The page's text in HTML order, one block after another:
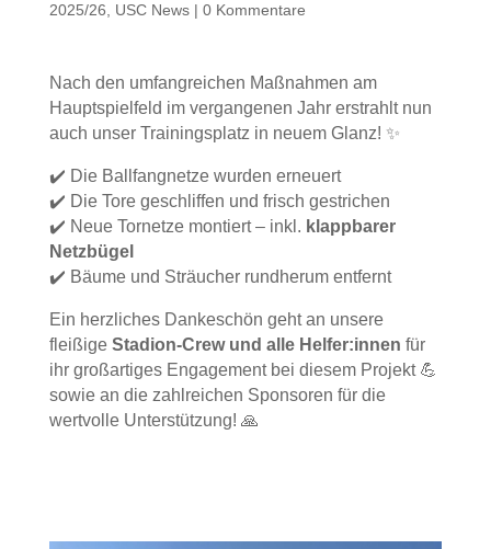
2025/26
USC News| 0 Kommentare
Nach den umfangreichen Maßnahmen am
Hauptspielfeld im vergangenen Jahr erstrahlt nun
auch unser Trainingsplatz in neuem Glanz! ✨
✔️ Die Ballfangnetze wurden erneuert
✔️ Die Tore geschliffen und frisch gestrichen
✔️ Neue Tornetze montiert – inkl. klappbarer
Netzbügel
✔️ Bäume und Sträucher rundherum entfernt
Ein herzliches Dankeschön geht an unsere
fleißige Stadion-Crew und alle Helfer:innen für
ihr großartiges Engagement bei diesem Projekt 💪
sowie an die zahlreichen Sponsoren für die
wertvolle Unterstützung! 🙏